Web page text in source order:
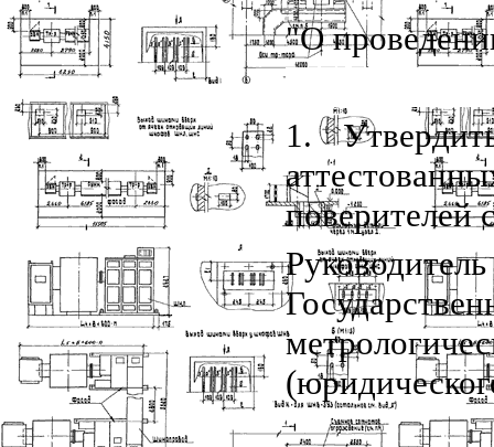
"О
1.
поверителей